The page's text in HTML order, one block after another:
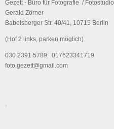
Gezett - Büro für Fotografie / Fotostudio
Gerald Zörner
Babelsberger Str. 40/41, 10715 Berlin
(Hof 2 links, parken möglich)
030 2391 5789, 017623341719
foto.gezett@gmail.com
.